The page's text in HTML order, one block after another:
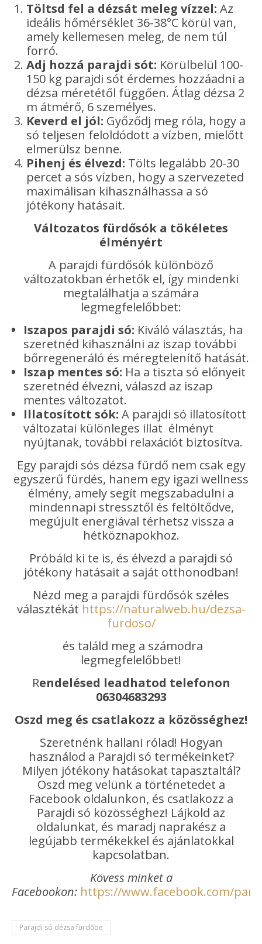
Töltsd fel a dézsát meleg vízzel: Az
ideális hőmérséklet 36-38°C körül van,
amely kellemesen meleg, de nem túl
forró.
Adj hozzá parajdi sót: Körülbelül 100-
150 kg parajdi sót érdemes hozzáadni a
dézsa méretétől függően. Átlag dézsa 2
m átmérő, 6 személyes.
Keverd el jól: Győződj meg róla, hogy a
só teljesen feloldódott a vízben, mielőtt
elmerülsz benne.
Pihenj és élvezd: Tölts legalább 20-30
percet a sós vízben, hogy a szervezeted
maximálisan kihasználhassa a só
jótékony hatásait.
Változatos fürdősók a tökéletes
élményért
A parajdi fürdősók különböző
változatokban érhetők el, így mindenki
megtalálhatja a számára
legmegfelelőbbet:
Iszapos parajdi só: Kiváló választás, ha
szeretnéd kihasználni az iszap további
bőrregeneráló és méregtelenítő hatását.
Iszap mentes só: Ha a tiszta só előnyeit
szeretnéd élvezni, válaszd az iszap
mentes változatot.
Illatosított sók: A parajdi só illatosított
változatai különleges illat élményt
nyújtanak, további relaxációt biztosítva.
Egy parajdi sós dézsa fürdő nem csak egy
egyszerű fürdés, hanem egy igazi wellness
élmény, amely segít megszabadulni a
mindennapi stressztől és feltöltődve,
megújult energiával térhetsz vissza a
hétköznapokhoz.
Próbáld ki te is, és élvezd a parajdi só
jótékony hatásait a saját otthonodban!
Nézd meg a parajdi fürdősók széles
választékát https://naturalweb.hu/dezsa-
furdoso/
és találd meg a számodra
legmegfelelőbbet!
Rendelésed leadhatod telefonon
06304683293
Oszd meg és csatlakozz a közösséghez!
Szeretnénk hallani rólad! Hogyan
használod a Parajdi só termékeinket?
Milyen jótékony hatásokat tapasztaltál?
Oszd meg velünk a történetedet a
Facebook oldalunkon, és csatlakozz a
Parajdi só közösséghez! Lájkold az
oldalunkat, és maradj naprakész a
legújabb termékekkel és ajánlatokkal
kapcsolatban.
Kövess minket a
Facebookon: https://www.facebook.com/
Parajdi só dézsa fürdőbe